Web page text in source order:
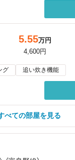
5.55万円
4,600円
グ 追い炊き機能
べての部屋を見る